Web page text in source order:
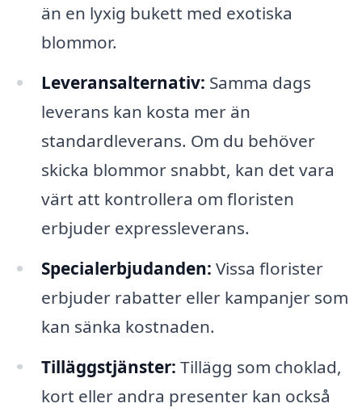
än en lyxig bukett med exotiska
blommor.
Leveransalternativ: Samma dags
leverans kan kosta mer än
standardleverans. Om du behöver
skicka blommor snabbt, kan det vara
värt att kontrollera om floristen
erbjuder expressleverans.
Specialerbjudanden: Vissa florister
erbjuder rabatter eller kampanjer som
kan sänka kostnaden.
Tilläggstjänster: Tillägg som choklad,
kort eller andra presenter kan också